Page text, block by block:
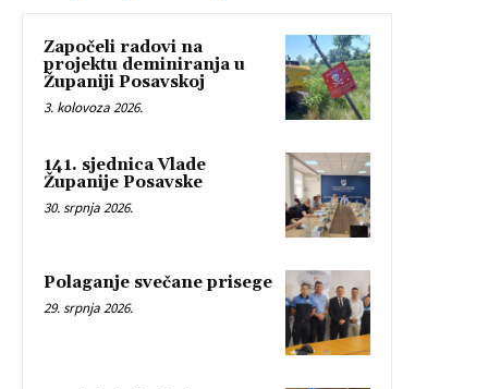
Započeli radovi na
projektu deminiranja u
Županiji Posavskoj
3. kolovoza 2026.
141. sjednica Vlade
Županije Posavske
30. srpnja 2026.
Polaganje svečane prisege
29. srpnja 2026.